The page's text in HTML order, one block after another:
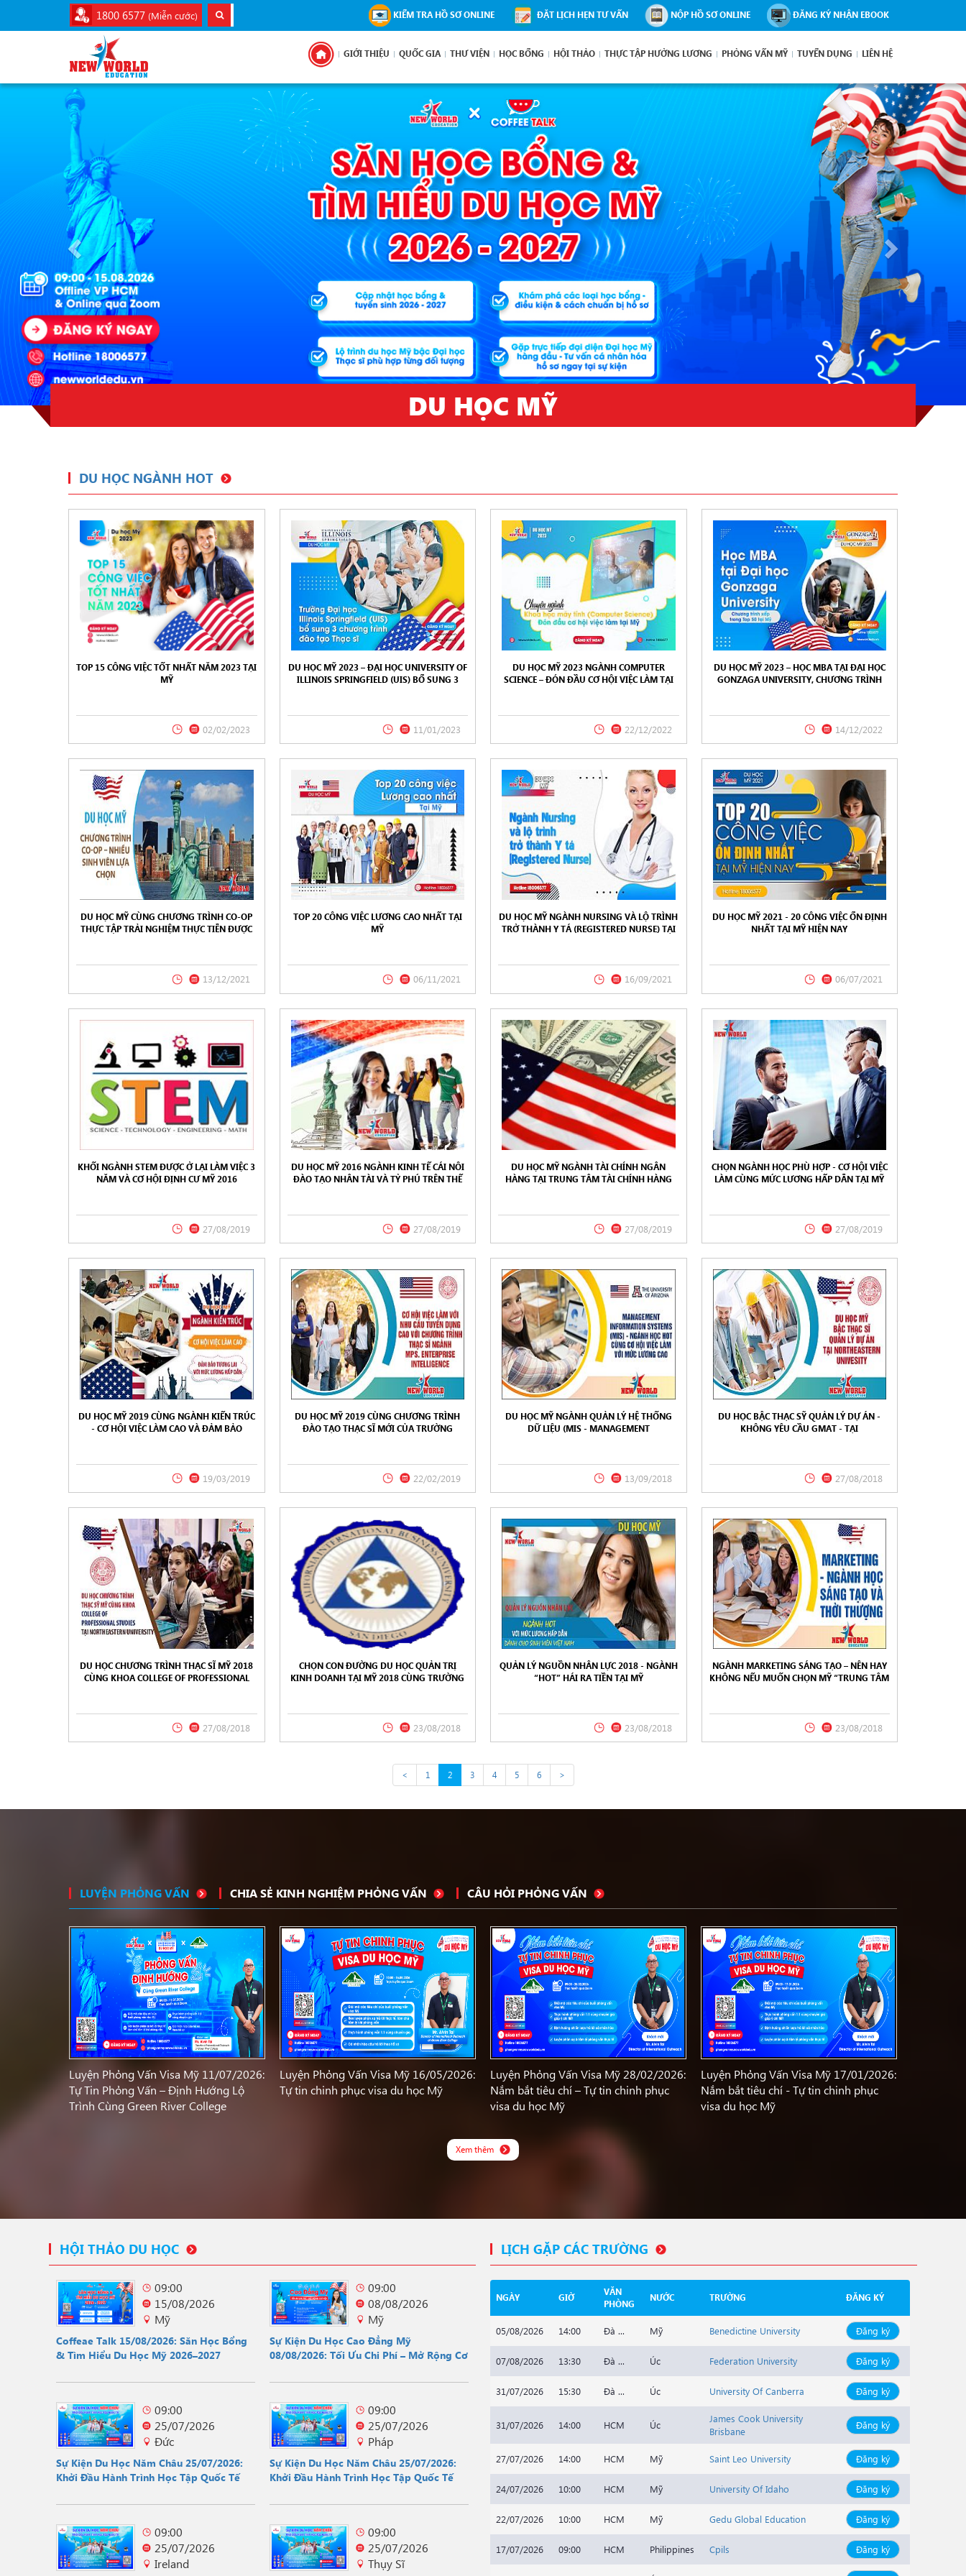
1800 6577 (Miễn cước) KIỂM TRA HỒ SƠ ONLINE ĐẶT LỊCH HẸN TƯ VẤN NỘP HỒ SƠ ONLINE ĐĂNG KÝ NHẬN EBOOK
GIỚI THIỆU QUỐC GIA THƯ VIỆN HỌC BỔNG HỘI THẢO THỰC TẬP HƯỞNG LƯƠNG PHỎNG VẤN MỸ TUYỂN DỤNG LIÊN HỆ
Previous Next
DU HỌC MỸ
DU HỌC NGÀNH HOT
TOP 15 CÔNG VIỆC TỐT NHẤT NĂM 2023 TẠI
MỸ
02/02/2023
DU HỌC MỸ 2023 – ĐẠI HỌC UNIVERSITY OF
ILLINOIS SPRINGFIELD (UIS) BỔ SUNG 3
11/01/2023
DU HỌC MỸ 2023 NGÀNH COMPUTER
SCIENCE – ĐÓN ĐẦU CƠ HỘI VIỆC LÀM TẠI
22/12/2022
DU HỌC MỸ 2023 – HỌC MBA TẠI ĐẠI HỌC
GONZAGA UNIVERSITY, CHƯƠNG TRÌNH
14/12/2022
DU HỌC MỸ CÙNG CHƯƠNG TRÌNH CO-OP
THỰC TẬP TRẢI NGHIỆM THỰC TIỄN ĐƯỢC
13/12/2021
TOP 20 CÔNG VIỆC LƯƠNG CAO NHẤT TẠI
MỸ
06/11/2021
DU HỌC MỸ NGÀNH NURSING VÀ LỘ TRÌNH
TRỞ THÀNH Y TÁ (REGISTERED NURSE) TẠI
16/09/2021
DU HỌC MỸ 2021 - 20 CÔNG VIỆC ỔN ĐỊNH
NHẤT TẠI MỸ HIỆN NAY
06/07/2021
KHỐI NGÀNH STEM ĐƯỢC Ở LẠI LÀM VIỆC 3
NĂM VÀ CƠ HỘI ĐỊNH CƯ MỸ 2016
27/08/2019
DU HỌC MỸ 2016 NGÀNH KINH TẾ CÁI NÔI
ĐÀO TẠO NHÂN TÀI VÀ TỶ PHÚ TRÊN THẾ
27/08/2019
DU HỌC MỸ NGÀNH TÀI CHÍNH NGÂN
HÀNG TẠI TRUNG TÂM TÀI CHÍNH HÀNG
27/08/2019
CHỌN NGÀNH HỌC PHÙ HỢP - CƠ HỘI VIỆC
LÀM CÙNG MỨC LƯƠNG HẤP DẪN TẠI MỸ
27/08/2019
DU HỌC MỸ 2019 CÙNG NGÀNH KIẾN TRÚC
- CƠ HỘI VIỆC LÀM CAO VÀ ĐẢM BẢO
19/03/2019
DU HỌC MỸ 2019 CÙNG CHƯƠNG TRÌNH
ĐÀO TẠO THẠC SĨ MỚI CỦA TRƯỜNG
22/02/2019
DU HỌC MỸ NGÀNH QUẢN LÝ HỆ THỐNG
DỮ LIỆU (MIS - MANAGEMENT
HOT TẠI MỸ
13/09/2018
DU HỌC BẬC THẠC SỸ QUẢN LÝ DỰ ÁN -
KHÔNG YÊU CẦU GMAT - TẠI
27/08/2018
DU HỌC CHƯƠNG TRÌNH THẠC SĨ MỸ 2018
CÙNG KHOA COLLEGE OF PROFESSIONAL
27/08/2018
CHỌN CON ĐƯỜNG DU HỌC QUẢN TRỊ
KINH DOANH TẠI MỸ 2018 CÙNG TRƯỜNG
23/08/2018
QUẢN LÝ NGUỒN NHÂN LỰC 2018 - NGÀNH
“HOT” HÁI RA TIỀN TẠI MỸ
23/08/2018
NGÀNH MARKETING SÁNG TẠO – NÊN HAY
KHÔNG NẾU MUỐN CHỌN MỸ “TRUNG TÂM
23/08/2018
< 1 2 3 4 5 6 >
LUYỆN PHỎNG VẤN CHIA SẺ KINH NGHIỆM PHỎNG VẤN CÂU HỎI PHỎNG VẤN
Luyện Phỏng Vấn Visa Mỹ 11/07/2026:
Tự Tin Phỏng Vấn – Định Hướng Lộ
Trình Cùng Green River College
Luyện Phỏng Vấn Visa Mỹ 16/05/2026:
Tự tin chinh phục visa du học Mỹ
Luyện Phỏng Vấn Visa Mỹ 28/02/2026:
Nắm bắt tiêu chí – Tự tin chinh phục
visa du học Mỹ
Luyện Phỏng Vấn Visa Mỹ 17/01/2026:
Nắm bắt tiêu chí - Tự tin chinh phục
visa du học Mỹ
Xem thêm
HỘI THẢO DU HỌC
09:00
15/08/2026
Mỹ
Coffeae Talk 15/08/2026: Săn Học Bổng
& Tìm Hiểu Du Học Mỹ 2026–2027
09:00
08/08/2026
Mỹ
Sự Kiện Du Học Cao Đẳng Mỹ
08/08/2026: Tối Ưu Chi Phí – Mở Rộng Cơ
09:00
25/07/2026
Đức
Sự Kiện Du Học Năm Châu 25/07/2026:
Khởi Đầu Hành Trình Học Tập Quốc Tế
09:00
25/07/2026
Pháp
Sự Kiện Du Học Năm Châu 25/07/2026:
Khởi Đầu Hành Trình Học Tập Quốc Tế
09:00
25/07/2026
Ireland
09:00
25/07/2026
Thụy Sĩ
LỊCH GẶP CÁC TRƯỜNG
NGÀY GIỜ
VĂN
PHÒNG
NƯỚC TRƯỜNG ĐĂNG KÝ
05/08/2026 14:00 Đà ... Mỹ Benedictine University Đăng ký
07/08/2026 13:30 Đà ... Úc Federation University Đăng ký
31/07/2026 15:30 Đà ... Úc University Of Canberra Đăng ký
31/07/2026 14:00 HCM Úc
James Cook University
Brisbane
Đăng ký
27/07/2026 14:00 HCM Mỹ Saint Leo University Đăng ký
24/07/2026 10:00 HCM Mỹ University Of Idaho Đăng ký
22/07/2026 10:00 HCM Mỹ Gedu Global Education Đăng ký
17/07/2026 09:00 HCM Philippines Cpils Đăng ký